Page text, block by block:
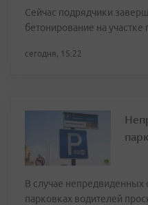
Сейчас подрядчики
бетонирование на
сегодня, 15:22
В случае непредвиденных
парковках водителей